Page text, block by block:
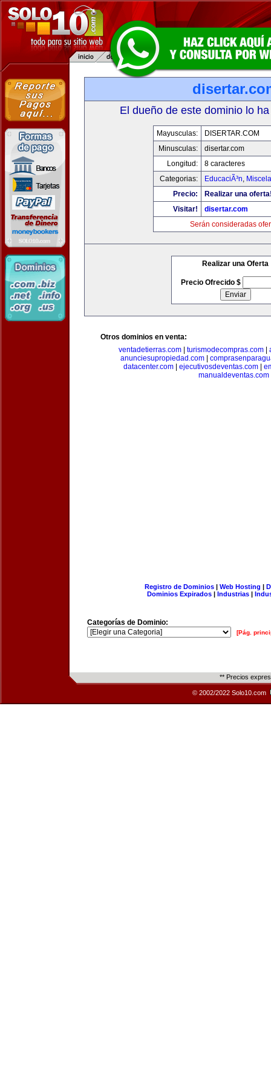
El dueño de este dominio lo
Mayusculas:
DISERTAR.COM
Minusculas:
disertar.com
Longitud:
8 caracteres
Categorias:
EducaciÃ³n,
Precio:
Realizar una
Visitar!
disertar.com
Serán consideradas
Realizar una Oferta
Precio Ofrecido $
Otros dominios en venta:
ventadetierras.com
turismodecompras.com
anunciesupropiedad.com|
datacenter.com
ejecutivosdeventas.com
manualdeventas.com
Registro de Dominios| Web Hosting |
Dominios Expirados | Industrias |
Categorías de Dominio:
[Pág.
** Precios
© 2002/2022 Solo10.com